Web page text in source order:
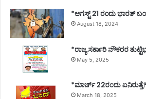
*ಆಗಸ್ಟ್ 21 ರಂದು ಭಾರತ್‌
August 18, 2024
*ರಾಜ್ಯ ಸರ್ಕಾರಿ ನೌಕರರ
May 5, 2025
*ಮಾರ್ಚ್ 22ರಂದು
March 18, 2025